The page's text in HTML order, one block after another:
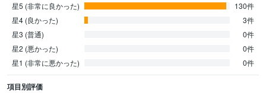
星5 (非常に良かった)
130件
星4 (良かった)
3件
星3 (普通)
0件
星2 (悪かった)
0件
星1 (非常に悪かった)
0件
項目別評価